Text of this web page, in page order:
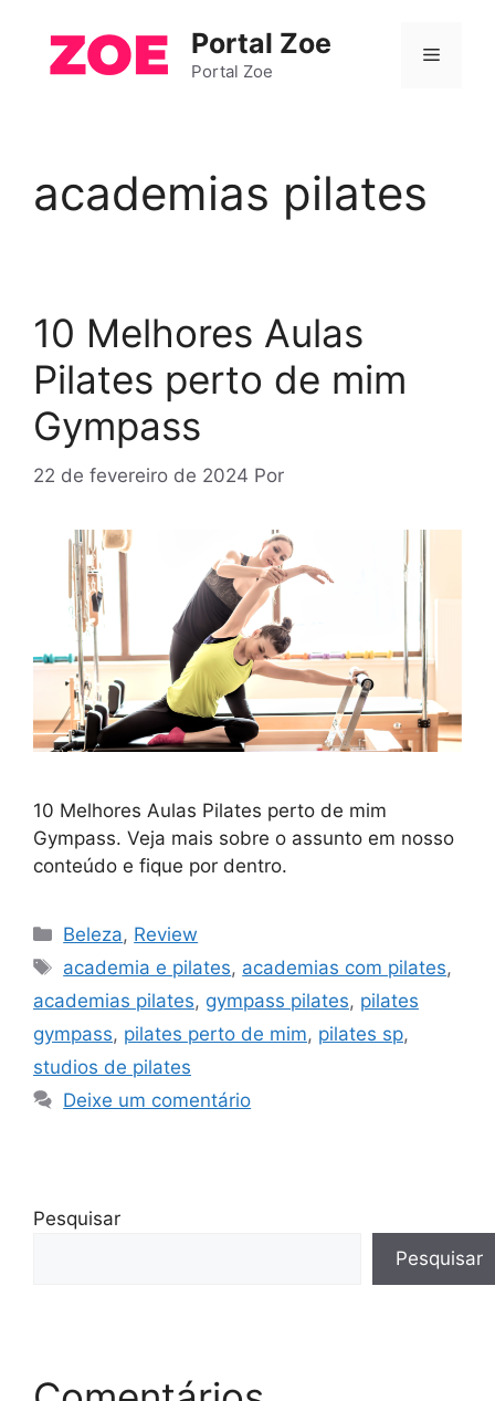
Portal Zoe
Portal Zoe
Menu
academias pilates
10 Melhores Aulas
Pilates perto de mim
Gympass
22 de fevereiro de 2024 Por
10 Melhores Aulas Pilates perto de mim
Gympass. Veja mais sobre o assunto em nosso
conteúdo e fique por dentro.
Categorias
Beleza, Review
Tags
academia e pilates, academias com pilates,
academias pilates, gympass pilates, pilates
gympass, pilates perto de mim, pilates sp,
studios de pilates
Deixe um comentário
Pesquisar
Pesquisar